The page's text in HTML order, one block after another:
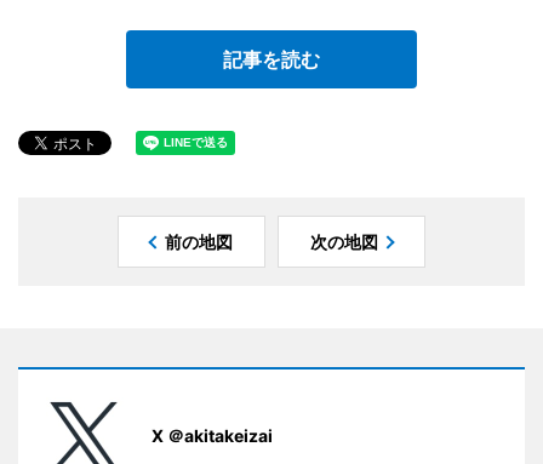
記事を読む
前の地図 次の地図
X ＠akitakeizai